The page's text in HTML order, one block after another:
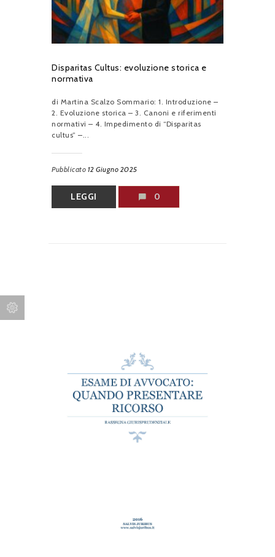
Disparitas Cultus: evoluzione storica e
normativa
di Martina Scalzo Sommario: 1. Introduzione –
2. Evoluzione storica – 3. Canoni e riferimenti
normativi – 4. Impedimento di “Disparitas
cultus” –...
Pubblicato 12 Giugno 2025
LEGGI 0